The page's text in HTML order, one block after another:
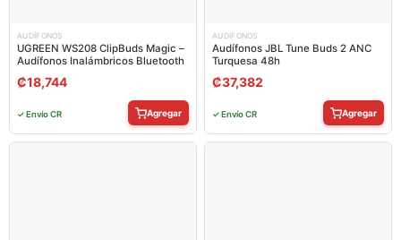
AUDÍFONOS
UGREEN WS208 ClipBuds Magic –
Audífonos Inalámbricos Bluetooth
₡18,744
✓ Envío CR Agregar
AUDÍFONOS
Audífonos JBL Tune Buds 2 ANC
Turquesa 48h
₡37,382
✓ Envío CR Agregar